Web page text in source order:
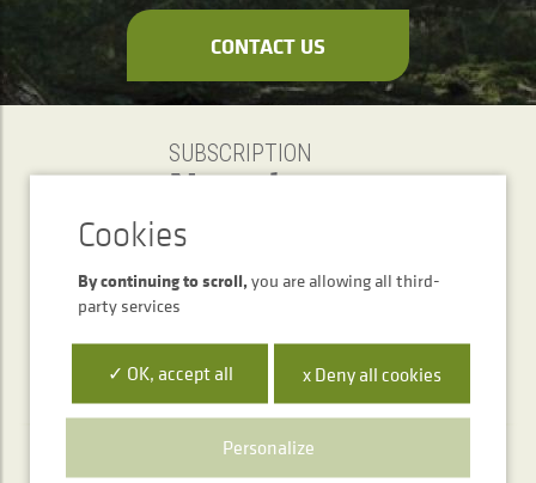
CONTACT US
SUBSCRIPTION
Newsletter
SEND
Telephone service
By continuing to scroll,you are allowing all third-
party services
✓ OK, accept all x Deny all cookies
Personalize